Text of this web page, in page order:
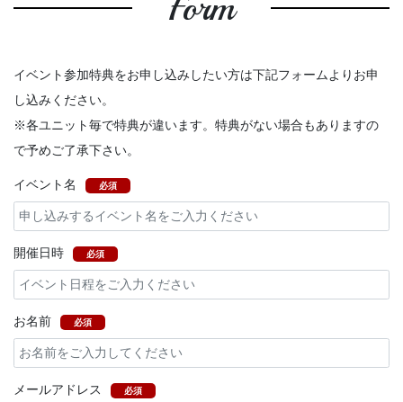
イベント参加特典をお申し込みしたい方は下記フォームよりお申
し込みください。
※各ユニット毎で特典が違います。特典がない場合もありますの
で予めご了承下さい。
イベント名 必須
開催日時 必須
お名前 必須
メールアドレス 必須